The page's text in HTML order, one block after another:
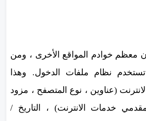
معظم خوادم المواقع الأخرى ، ومن
نظام ملفات الدخول. وهذا
(عناوين ، نوع المتصفح ، مزود
خدمات الانترنت) ، التاريخ /